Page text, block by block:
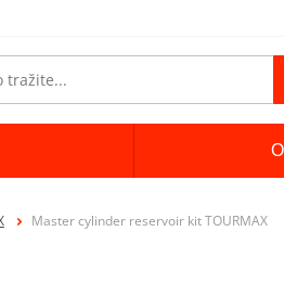
Master cylinder reservoir kit TOURMAX